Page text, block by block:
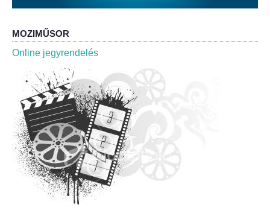
Roma Nemzetiségi Önkormányzat
Roma Nemzetiségi Önkormányzat ülések
Rendeletek
Polgármesteri normatív határozatok
Önkormányzati támogatások
Szabályzatok
Pályázatok
MOZIMŰSOR
Online jegyrendelés